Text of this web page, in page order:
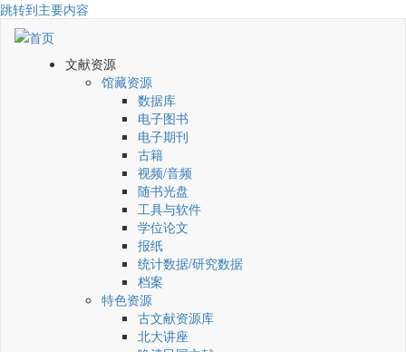
跳转到主要内容
文献资源
馆藏资源
数据库
电子图书
电子期刊
古籍
视频/音频
随书光盘
工具与软件
学位论文
报纸
统计数据/研究数据
档案
特色资源
古文献资源库
北大讲座